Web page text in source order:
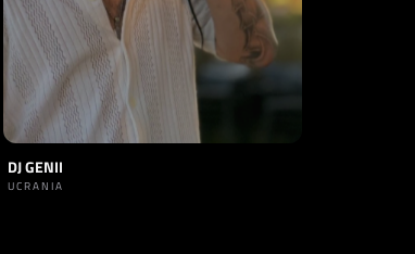
DJ GENII
UCRANIA